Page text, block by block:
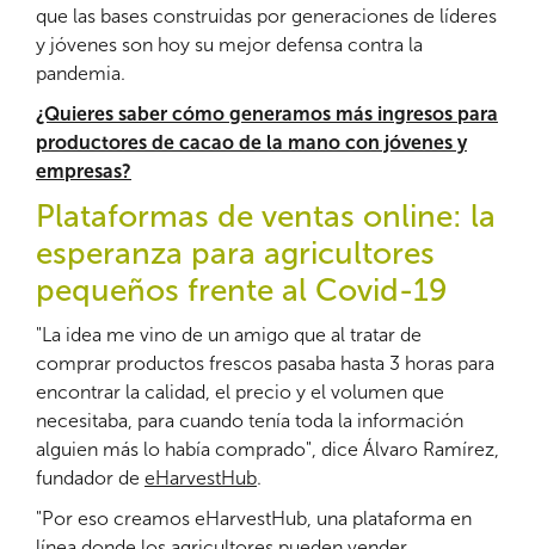
que las bases construidas por generaciones de líderes
y jóvenes son hoy su mejor defensa contra la
pandemia.
¿Quieres saber cómo generamos más ingresos para
productores de cacao de la mano con jóvenes y
empresas?
Plataformas de ventas online: la
esperanza para agricultores
pequeños frente al Covid-19
"La idea me vino de un amigo que al tratar de
comprar productos frescos pasaba hasta 3 horas para
encontrar la calidad, el precio y el volumen que
necesitaba, para cuando tenía toda la información
alguien más lo había comprado", dice Álvaro Ramírez,
fundador de eHarvestHub.
"Por eso creamos eHarvestHub, una plataforma en